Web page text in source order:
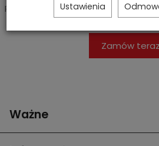
Poznaj nową kolekcje Neon
Zamów
Ważne
Ustawienia